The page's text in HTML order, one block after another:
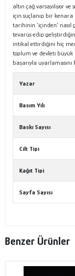
altın çağ varsayılıyor
için suçlanıp bir kenara
tarihinin ‘içinden’
tevarüs edip
intikal ettirdiğini hiç
toplum ve devleti
başarıyla
Yazar
Basım Yılı
Baskı Sayısı
Cilt Tipi
Kağıt Tipi
Sayfa Sayısı
Benzer Ürünler